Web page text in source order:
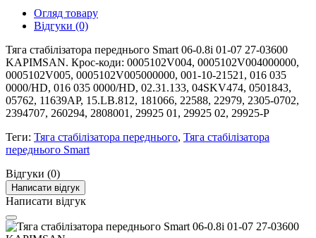
Огляд товару
Відгуки (0)
Тяга стабілізатора переднього Smart 06-0.8i 01-07 27-03600
KAPIMSAN. Крос-коди: 0005102V004, 0005102V004000000,
0005102V005, 0005102V005000000, 001-10-21521, 016 035
0000/HD, 016 035 0000/HD, 02.31.133, 04SKV474, 0501843,
05762, 11639AP, 15.LB.812, 181066, 22588, 22979, 2305-0702,
2394707, 260294, 2808001, 29925 01, 29925 02, 29925-P
Теги: Тяга стабілізатора переднього, Тяга стабілізатора
переднього Smart
Відгуки (0)
Написати відгук
Написати відгук